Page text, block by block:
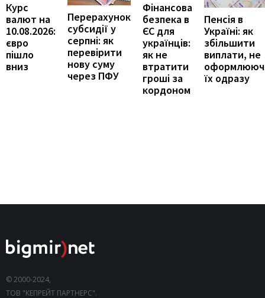
Курс
валют на
10.08.2026:
євро
пішло
вниз
Перерахунок
субсидії у
серпні: як
перевірити
нову суму
через ПФУ
Фінансова
безпека в
ЄС для
українців:
як не
втратити
гроші за
кордоном
Пенсія в
Україні: як
збільшити
виплати, не
їх одразу
© 2000-2024,
ТОВ "КЕПРЕЙТ ПАРТНЕРС".